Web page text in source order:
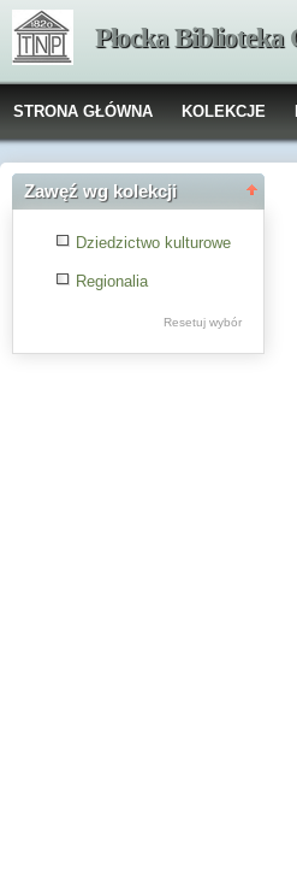
Płocka
STRONA GŁÓWNA KOLEKCJE
Zawęź wg kolekcji
Dziedzictwo kulturowe
Regionalia
Resetuj wybór